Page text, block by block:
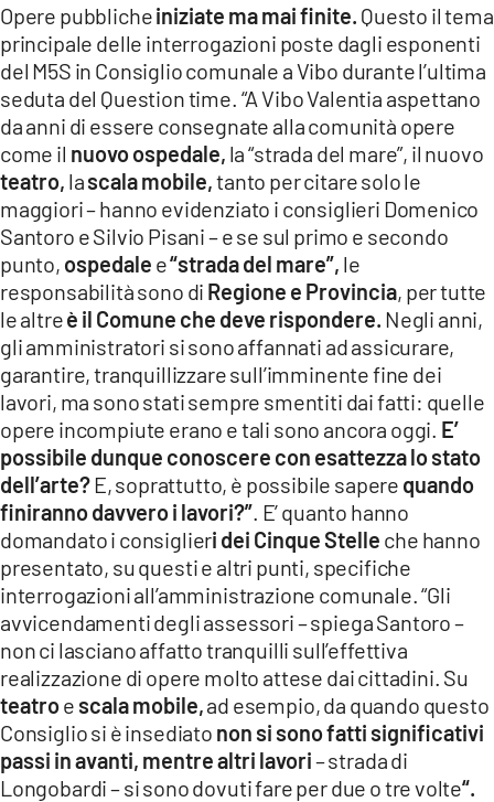
COSENZACHANNEL.IT
ILVIBONESE.IT
CATANZAROCHANNEL.IT
LACAPITALENEWS.IT
App
ANDROID
APPLE
Opere pubblicheiniziate ma mai finite. Questo il tema
principale delle interrogazioni poste dagli esponenti
del M5S in Consiglio comunale a Vibo durante l’ultima
seduta del Question time. “A Vibo Valentia aspettano
da anni di essere consegnate alla comunità opere
come il nuovo ospedale, la “strada del mare”, il nuovo
teatro, lascala mobile,tanto per citare solo le
maggiori – hanno evidenziato i consiglieri Domenico
Santoro e Silvio Pisani – e se sul primo e secondo
punto, ospedale e“strada del mare”, le
responsabilità sono di Regione e Provincia, per tutte
le altreè il Comune che deve rispondere. Negli anni,
gli amministratori si sono affannati ad assicurare,
garantire, tranquillizzare sull’imminente fine dei
lavori, ma sono stati sempre smentiti dai fatti: quelle
opere incompiute erano e tali sono ancora oggi. E’
possibile dunque conoscere con esattezza lo stato
dell’arte?E, soprattutto, è possibile sapere quando
finiranno davvero i lavori?”. E’ quanto hanno
domandato i consiglieri dei Cinque Stelle che hanno
presentato, su questi e altri punti, specifiche
interrogazioni all’amministrazione comunale. “Gli
avvicendamenti degli assessori – spiega Santoro –
non ci lasciano affatto tranquilli sull’effettiva
realizzazione di opere molto attese dai cittadini. Su
teatroe scala mobile,ad esempio, da quando questo
Consiglio si è insediato non si sono fatti significativi
passi in avanti, mentre altri lavori– strada di
Longobardi – si sono dovuti fare per due o tre volte“.